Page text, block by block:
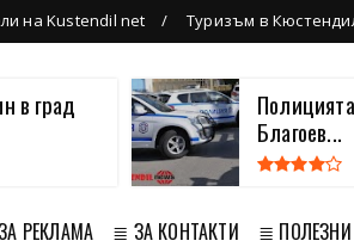
на Kustendil net Туризъм в
в град
Благоев...
РЕКЛАМА ≣ ЗА КОНТАКТИ ≣ ПОЛЕЗНИ